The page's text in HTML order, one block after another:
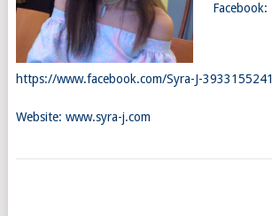
Facebook:
https://www.facebook.com/Syra-J-
Website: www.syra-j.com